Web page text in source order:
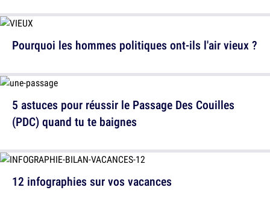
5 astuces pour réussir le Passage Des Couilles
(PDC) quand tu te baignes
Pourquoi les hommes politiques ont-ils l'air vieux ?
12 infographies sur vos vacances